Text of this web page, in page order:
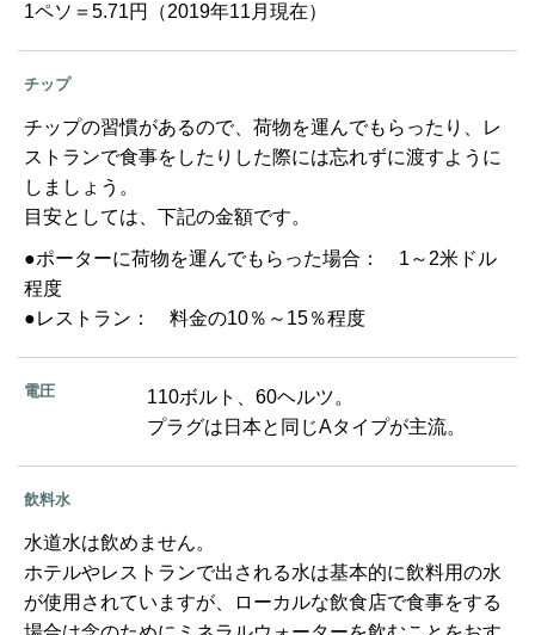
1ペソ＝5.71円（2019年11月現在）
チップ
チップの習慣があるので、荷物を運んでもらったり、レ
ストランで食事をしたりした際には忘れずに渡すように
しましょう。
目安としては、下記の金額です。
●ポーターに荷物を運んでもらった場合： 1～2米ドル
程度
●レストラン： 料金の10％～15％程度
電圧
110ボルト、60ヘルツ。
プラグは日本と同じAタイプが主流。
飲料水
水道水は飲めません。
ホテルやレストランで出される水は基本的に飲料用の水
が使用されていますが、ローカルな飲食店で食事をする